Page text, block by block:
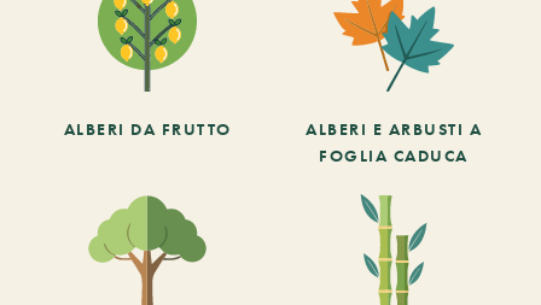
ALBERI DA FRUTTO
ALBERI E ARBUSTI A
FOGLIA CADUCA